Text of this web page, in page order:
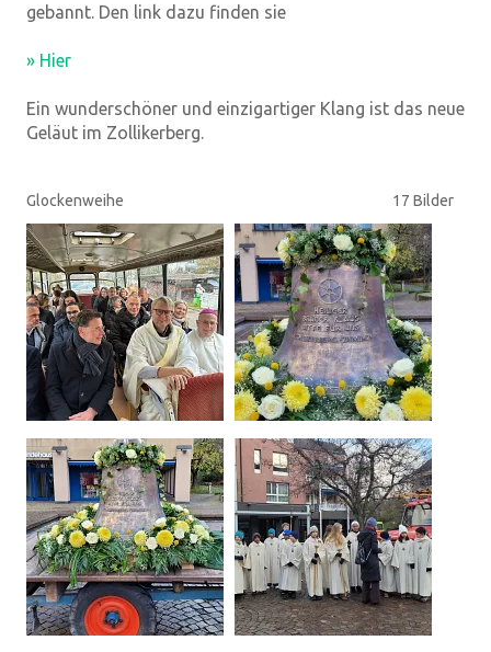
gebannt. Den link dazu finden sie
» Hier
Ein wunderschöner und einzigartiger Klang ist das neue
Geläut im Zollikerberg.
Glockenweihe 17 Bilder